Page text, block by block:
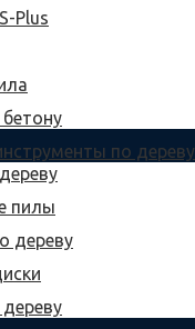
Plus
по дереву
пилы
дереву